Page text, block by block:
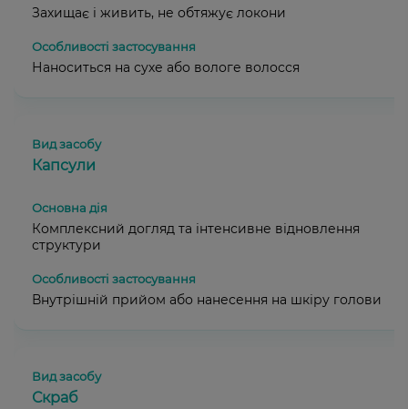
Захищає і живить, не обтяжує локони
Наноситься на сухе або вологе волосся
Капсули
Комплексний догляд та інтенсивне відновлення
структури
Внутрішній прийом або нанесення на шкіру голови
Скраб